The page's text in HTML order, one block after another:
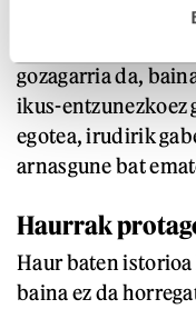
esplizitua ematen
beharrezkoa dela
gozagarria da,
ikus-entzunezkoez
egotea, irudirik
arnasgune bat
Haurrak
Haur baten
baina ez da